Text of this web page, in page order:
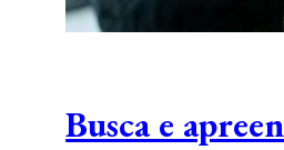
Busca e